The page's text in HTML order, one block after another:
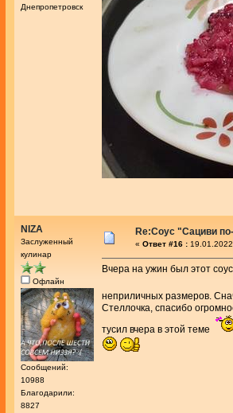
Днепропетровск
NIZA
Заслуженный
кулинар
Офлайн
Сообщений:
10988
Благодарили:
8827
Re:Соус "Сациви
« Ответ #16 :
Вчера на ужин был этот
неприличных размеров.
Стеллочка, спасибо
тусил вчера в этой теме